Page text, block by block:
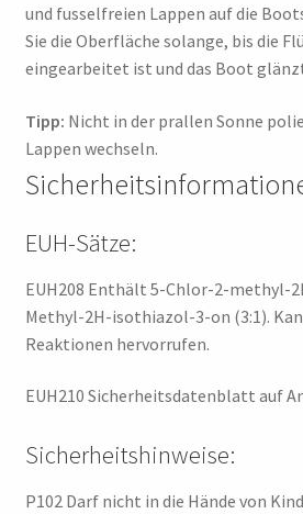
und fusselfreien Lappen auf die
Sie die Oberfläche solange, bis die
eingearbeitet ist und das Boot
Tipp: Nicht in der prallen Sonne
Lappen wechseln.
EUH-Sätze:
EUH208 Enthält 5-Chlor-2-methyl-
Methyl-2H-isothiazol-3-on (3:1).
Reaktionen hervorrufen.
EUH210 Sicherheitsdatenblatt auf
Sicherheitshinweise:
P102 Darf nicht in die Hände von